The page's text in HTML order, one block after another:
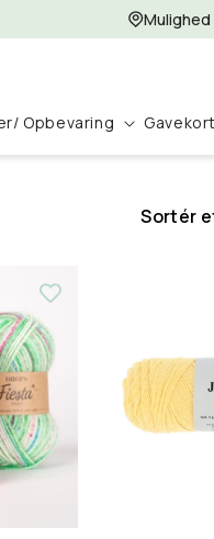
Opbevaring Gavekort
Sortér